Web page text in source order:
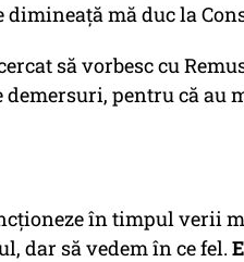
mă duc la
să vorbesc cu
demersuri, pentru că au
în timpul verii
dar să vedem în ce fel.